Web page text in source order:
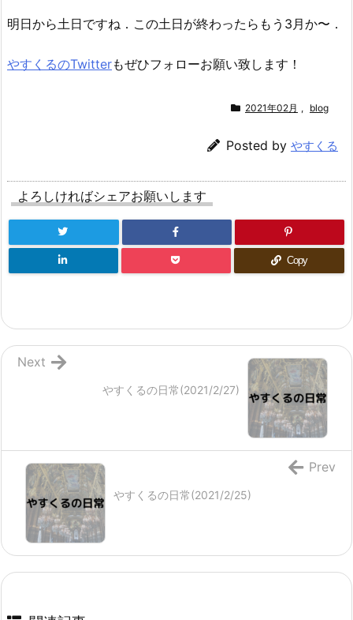
明日から土日ですね．この土日が終わったらもう3月か〜．
やすくるのTwitterもぜひフォローお願い致します！
2021年02月 , blog
Posted by やすくる
よろしければシェアお願いします
Copy
やすくるの日常(2021/2/27)
Next
やすくるの日常(2021/2/25)
Prev